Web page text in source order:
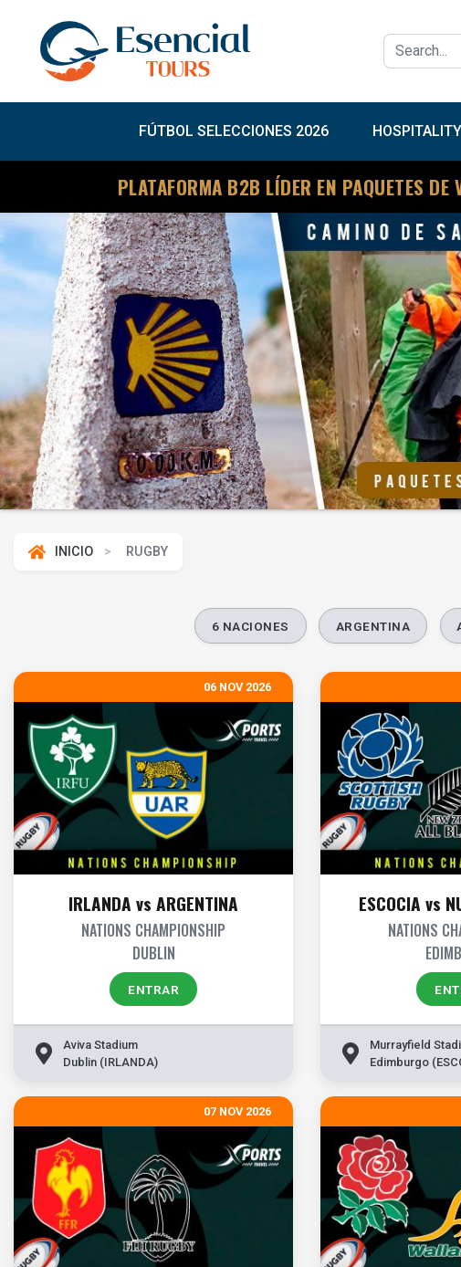
FÚTBOL SELECCIONES 2026 HOSPITALITY
PLATAFORMA B2B LÍDER EN PAQUETES
Previous
INICIO RUGBY
6 NACIONES ARGENTINA
06 NOV 2026
IRLANDA vs ARGENTINA
NATIONS CHAMPIONSHIP
DUBLIN
ENTRAR
Aviva Stadium
Dublin (IRLANDA)
ESCOCIA vs
NATIONS
Murrayfield
Edimburgo
07 NOV 2026